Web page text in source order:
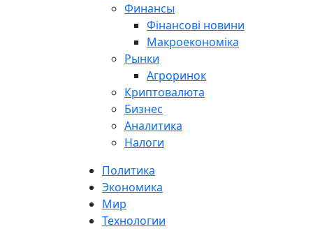
Финансы
Фінансові новини
Макроекономіка
Рынки
Агроринок
Криптовалюта
Бизнес
Аналитика
Налоги
Политика
Экономика
Мир
Технологии